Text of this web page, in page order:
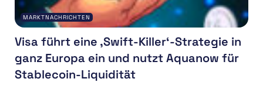
MARKTNACHRICHTEN
Visa führt eine ‚Swift-Killer‘-Strategie in
ganz Europa ein und nutzt Aquanow für
Stablecoin-Liquidität